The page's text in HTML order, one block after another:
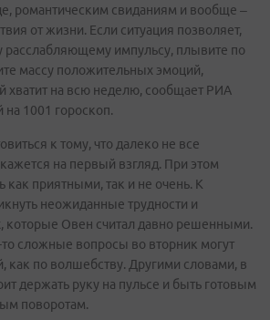
романтическим свиданиям и вообще –
от жизни. Если ситуация позволяет,
расслабляющему импульсу, плывите по
массу положительных эмоций,
хватит на всю неделю, сообщает РИА
1001 гороскоп.
к тому, что далеко не все
на первый взгляд. При этом
как приятными, так и не очень. К
неожиданные трудности и
которые Овен считал давно решенными.
сложные вопросы во вторник могут
как по волшебству. Другими словами, в
держать руку на пульсе и быть готовым
поворотам.